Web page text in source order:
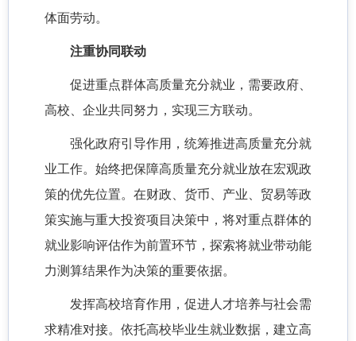
体面劳动。
注重协同联动
促进重点群体高质量充分就业，需要政府、
高校、企业共同努力，实现三方联动。
强化政府引导作用，统筹推进高质量充分就
业工作。始终把保障高质量充分就业放在宏观政
策的优先位置。在财政、货币、产业、贸易等政
策实施与重大投资项目决策中，将对重点群体的
就业影响评估作为前置环节，探索将就业带动能
力测算结果作为决策的重要依据。
发挥高校培育作用，促进人才培养与社会需
求精准对接。依托高校毕业生就业数据，建立高